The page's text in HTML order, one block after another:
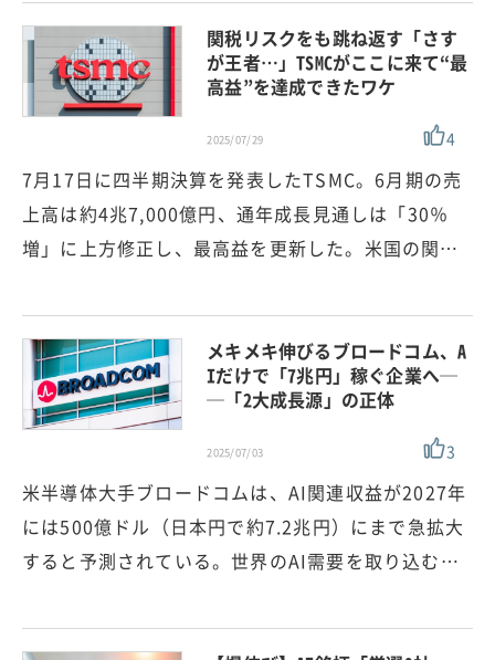
関税リスクをも跳ね返す「さす
が王者…」TSMCがここに来て“最
高益”を達成できたワケ
2025/07/29 4
7月17日に四半期決算を発表したTSMC。6月期の売
上高は約4兆7,000億円、通年成長見通しは「30％
増」に上方修正し、最高益を更新した。米国の関…
メキメキ伸びるブロードコム、A
Iだけで「7兆円」稼ぐ企業へ─
─「2大成長源」の正体
2025/07/03 3
米半導体大手ブロードコムは、AI関連収益が2027年
には500億ドル（日本円で約7.2兆円）にまで急拡大
すると予測されている。世界のAI需要を取り込む…